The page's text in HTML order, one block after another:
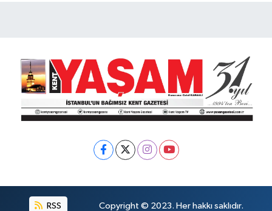
RSS Copyright © 2023. Her hakkı saklıdır.